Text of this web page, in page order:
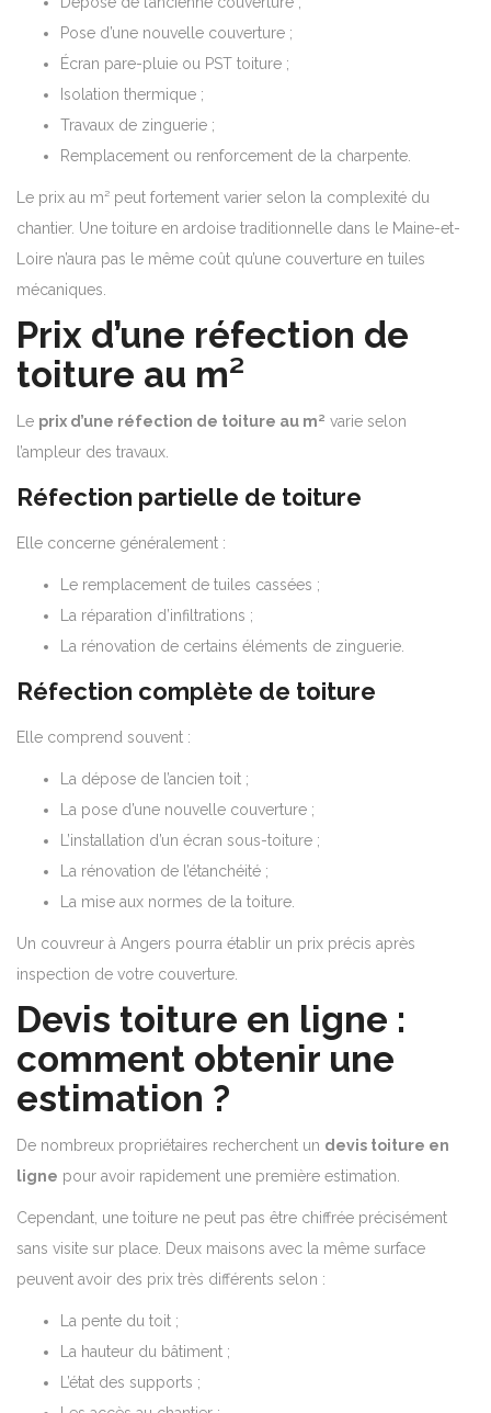
Pose d’une nouvelle couverture ;
Écran pare-pluie ou PST toiture ;
Isolation thermique ;
Travaux de zinguerie ;
Remplacement ou renforcement de la charpente.
Le prix au m² peut fortement varier selon la complexité du
chantier. Une toiture en ardoise traditionnelle dans le Maine-et-
Loire n’aura pas le même coût qu’une couverture en tuiles
mécaniques.
Prix d’une réfection de
toiture au m²
Le prix d’une réfection de toiture au m² varie selon
l’ampleur des travaux.
Réfection partielle de toiture
Elle concerne généralement :
Le remplacement de tuiles cassées ;
La réparation d’infiltrations ;
La rénovation de certains éléments de zinguerie.
Réfection complète de toiture
Elle comprend souvent :
La dépose de l’ancien toit ;
La pose d’une nouvelle couverture ;
L’installation d’un écran sous-toiture ;
La rénovation de l’étanchéité ;
La mise aux normes de la toiture.
Un couvreur à Angers pourra établir un prix précis après
inspection de votre couverture.
Devis toiture en ligne :
comment obtenir une
estimation ?
De nombreux propriétaires recherchent un devis toiture en
ligne pour avoir rapidement une première estimation.
Cependant, une toiture ne peut pas être chiffrée précisément
sans visite sur place. Deux maisons avec la même surface
peuvent avoir des prix très différents selon :
La pente du toit ;
La hauteur du bâtiment ;
L’état des supports ;